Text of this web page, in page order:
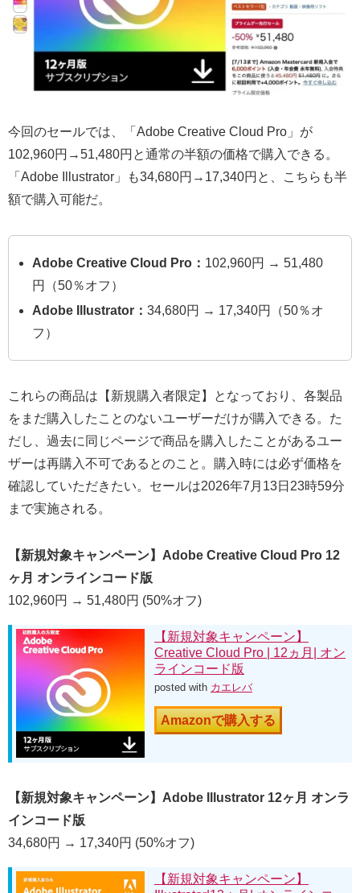
今回のセールでは、「Adobe Creative Cloud Pro」が
102,960円→51,480円と通常の半額の価格で購入できる。
「Adobe Illustrator」も34,680円→17,340円と、こちらも半
額で購入可能だ。
Adobe Creative Cloud Pro： 102,960円 → 51,480
円（50％オフ）
Adobe Illustrator：34,680円 → 17,340円（50％オ
フ）
これらの商品は【新規購入者限定】となっており、各製品
をまだ購入したことのないユーザーだけが購入できる。た
だし、過去に同じページで商品を購入したことがあるユー
ザーは再購入不可であるとのこと。購入時には必ず価格を
確認していただきたい。セールは2026年7月13日23時59分
まで実施される。
【新規対象キャンペーン】Adobe Creative Cloud Pro 12
ヶ月 オンラインコード版
102,960円 → 51,480円 (50%オフ)
【新規対象キャンペーン】
Creative Cloud Pro | 12ヵ月| オン
ラインコード版
posted with カエレバ
Amazonで購入する
【新規対象キャンペーン】Adobe Illustrator 12ヶ月 オンラ
インコード版
34,680円 → 17,340円 (50%オフ)
【新規対象キャンペーン】